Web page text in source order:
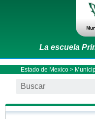
La escuela
Estado de Mexico>